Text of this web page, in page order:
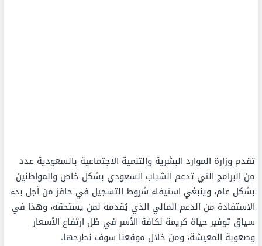
تقدم وزارة الموارد البشرية والتنمية الاجتماعية بالسعودية عدد
من البرامج التي تدعم الشباب السعودي بشكل خاص والمواطنين
بشكل عام، وينبغي استيفاء شروط التسجيل في حافز من أجل بدء
الاستفادة من الدعم المالي الذي يُقدمه لمن يستحقه، وهذا في
سياق توفير حياة كريمة لكافة الأسر في ظل ارتفاع الأسعار
وصعوبة المعيشة، ومن خلال موقعنا سوف نطرحها.